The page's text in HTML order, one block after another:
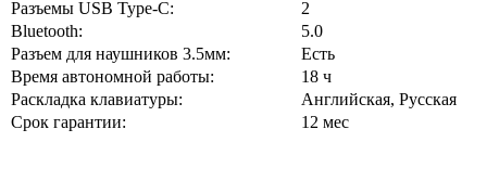
Разъемы USB Type-C:
2
Bluetooth:
5.0
Разъем для наушников 3.5мм:
Есть
Время автономной работы:
18 ч
Раскладка клавиатуры:
Английская, Русская
Срок гарантии:
12 мес